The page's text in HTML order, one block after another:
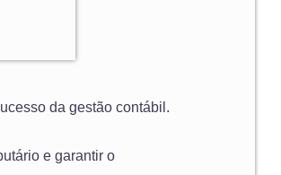
da gestão contábil.
e garantir o